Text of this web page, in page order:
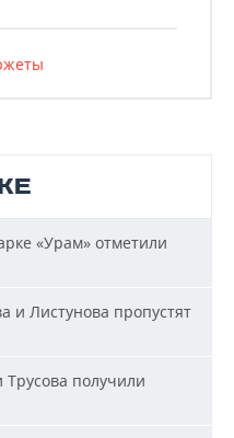
«Урам» отметили
и Листунова пропустят
получили